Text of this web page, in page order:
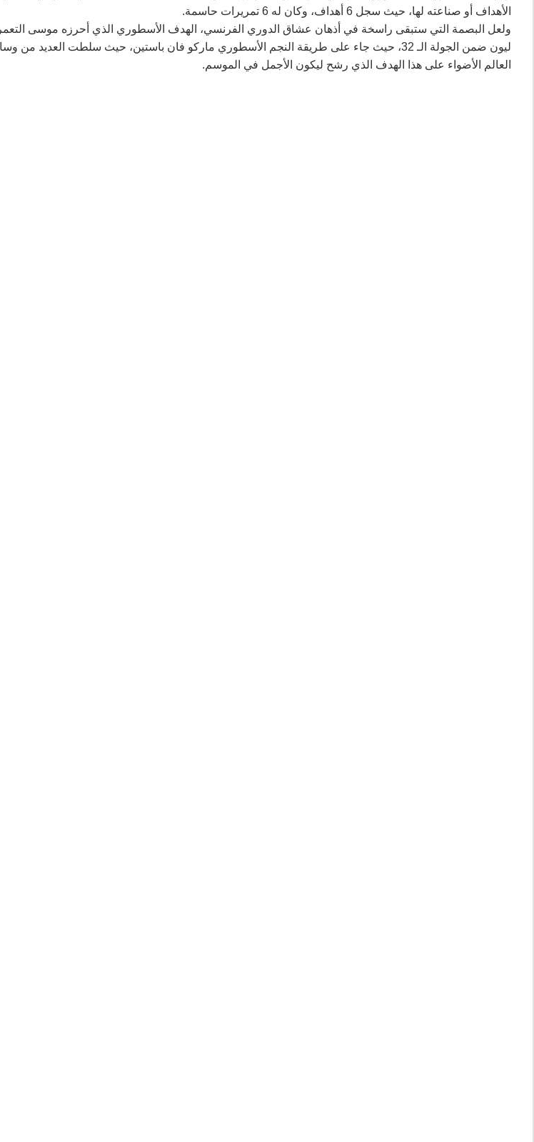
الأهداف أو صناعته لها، حيث سجل 6 أهداف، وكان له 6 تمريرات حاسمة.
ولعل البصمة التي ستبقى راسخة في أذهان عشاق الدوري الفرنسي، الهدف الأسطوري الذي أحرزه موسى
ليون ضمن الجولة الـ 32، حيث جاء على طريقة النجم الأسطوري ماركو فان باستين، حيث سلطت العديد من
العالم الأضواء على هذا الهدف الذي رشح ليكون الأجمل في الموسم.